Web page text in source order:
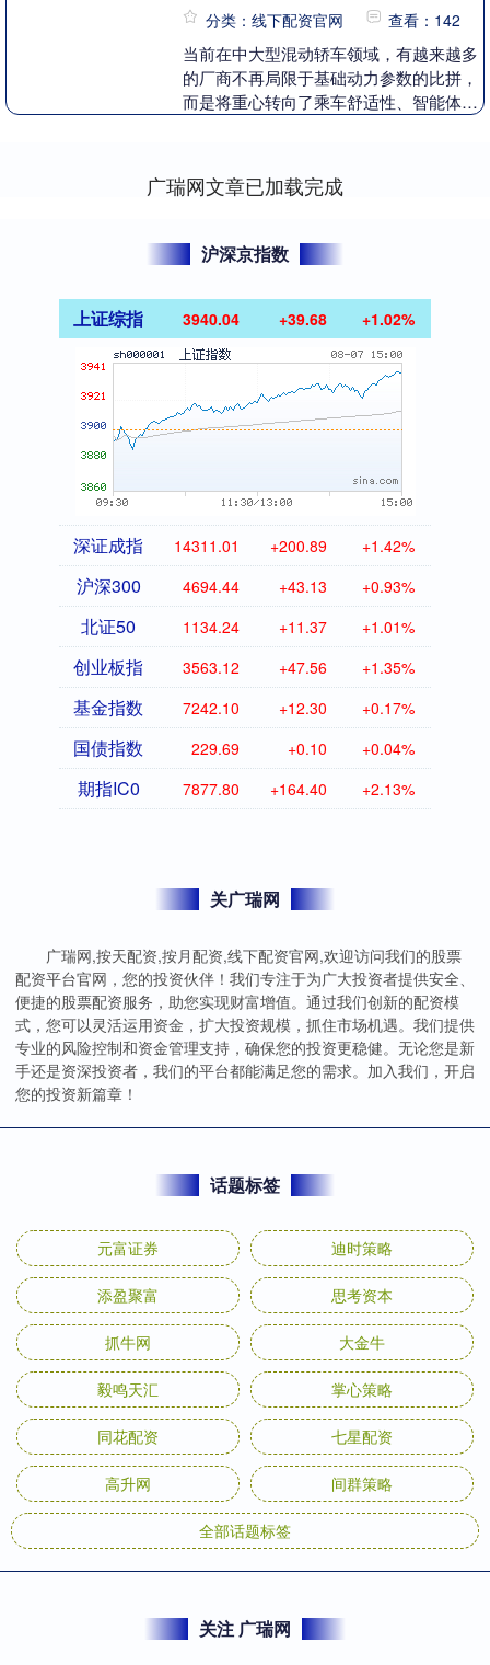
分类：线下配资官网 查看：142
当前在中大型混动轿车领域，有越来越多
的厂商不再局限于基础动力参数的比拼，
而是将重心转向了乘车舒适性、智能体验
广瑞网文章已加载完成
沪深京指数
上证综指 3940.04 +39.68 +1.02%
深证成指 14311.01 +200.89 +1.42%
沪深300 4694.44 +43.13 +0.93%
北证50 1134.24 +11.37 +1.01%
创业板指 3563.12 +47.56 +1.35%
基金指数 7242.10 +12.30 +0.17%
国债指数 229.69 +0.10 +0.04%
期指IC0 7877.80 +164.40 +2.13%
关广瑞网
广瑞网,按天配资,按月配资,线下配资官网,欢迎访问我们的股票
配资平台官网，您的投资伙伴！我们专注于为广大投资者提供安全、
便捷的股票配资服务，助您实现财富增值。通过我们创新的配资模
式，您可以灵活运用资金，扩大投资规模，抓住市场机遇。我们提供
专业的风险控制和资金管理支持，确保您的投资更稳健。无论您是新
手还是资深投资者，我们的平台都能满足您的需求。加入我们，开启
您的投资新篇章！
话题标签
元富证券 迪时策略
添盈聚富 思考资本
抓牛网 大金牛
毅鸣天汇 掌心策略
同花配资 七星配资
高升网 间群策略
全部话题标签
关注 广瑞网